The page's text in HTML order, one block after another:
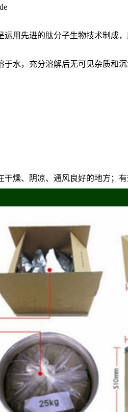
运用先进的肽分子生物技术制成
于水，充分溶解后无可见杂质和沉
干燥、阴凉、通风良好的地方；有